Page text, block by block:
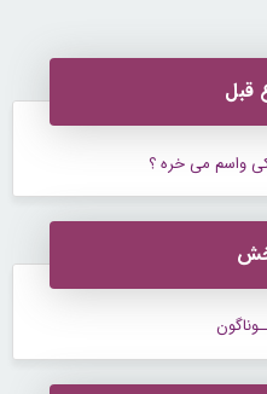
قبل
واسم می خره ؟